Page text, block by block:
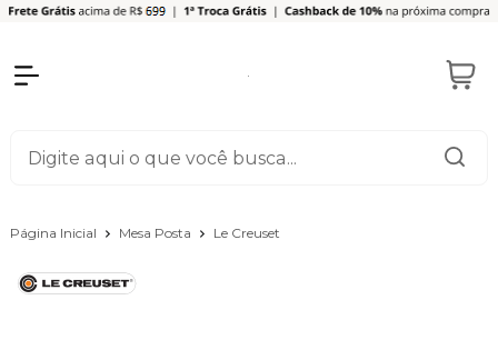
Página Inicial Mesa Posta Le Creuset